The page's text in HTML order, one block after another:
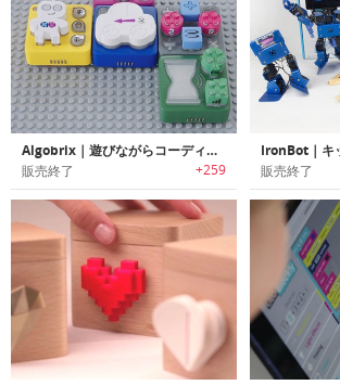
Algobrix｜遊びながらコーディングが学べるプログラムブロックトイ「アルゴブリックス」
販売終了 +259 販売終了